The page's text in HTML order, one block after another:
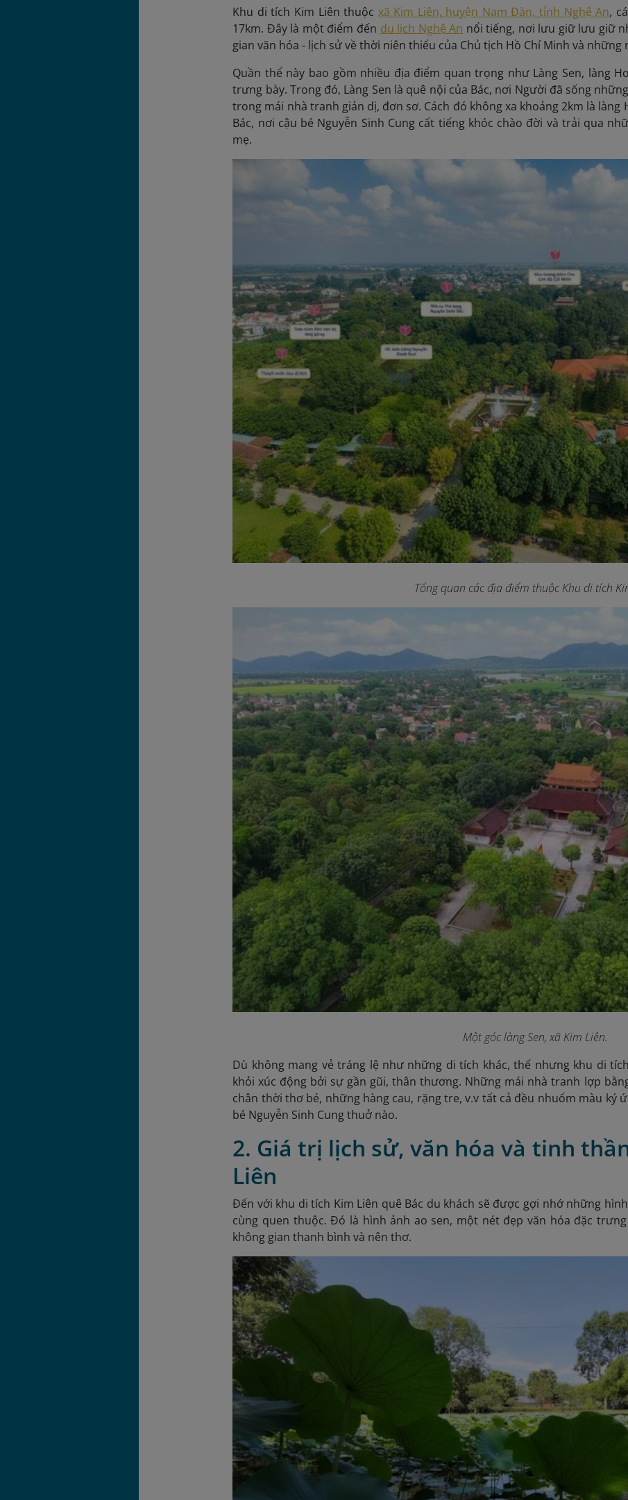
Khu di tích Kim Liên thuộc xã Kim Liên, huyện Nam Đàn, tỉnh Nghệ An,
17km. Đây là một điểm đến du lịch Nghệ An nổi tiếng, nơi lưu giữ lưu giữ
gian văn hóa - lịch sử về thời niên thiếu của Chủ tịch Hồ Chí Minh và
Quần thể này bao gồm nhiều địa điểm quan trọng như Làng Sen, làng
trưng bày. Trong đó, Làng Sen là quê nội của Bác, nơi Người đã sống
trong mái nhà tranh giản dị, đơn sơ. Cách đó không xa khoảng 2km là làng
Bác, nơi cậu bé Nguyễn Sinh Cung cất tiếng khóc chào đời và trải qua
mẹ.
Tổng quan các địa điểm thuộc Khu di tích
Một góc làng Sen, xã Kim Liên.
Dù không mang vẻ tráng lệ như những di tích khác, thế nhưng khu di
khỏi xúc động bởi sự gần gũi, thân thương. Những mái nhà tranh lợp
chân thời thơ bé, những hàng cau, rặng tre, v.v tất cả đều nhuốm màu ký
bé Nguyễn Sinh Cung thuở nào.
2. Giá trị lịch sử, văn hóa và tinh
Liên
Đến với khu di tích Kim Liên quê Bác du khách sẽ được gợi nhớ những
cùng quen thuộc. Đó là hình ảnh ao sen, một nét đẹp văn hóa đặc
không gian thanh bình và nên thơ.